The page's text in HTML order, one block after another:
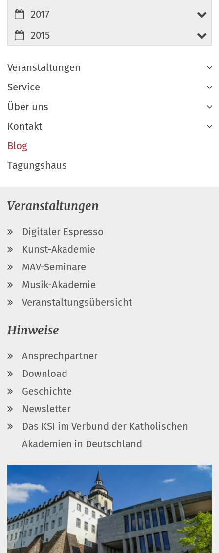
2017
2015
Veranstaltungen
Service
Über uns
Kontakt
Blog
Tagungshaus
Veranstaltungen
Digitaler Espresso
Kunst-Akademie
MAV-Seminare
Musik-Akademie
Veranstaltungsübersicht
Hinweise
Ansprechpartner
Download
Geschichte
Newsletter
Das KSI im Verbund der Katholischen
Akademien in Deutschland